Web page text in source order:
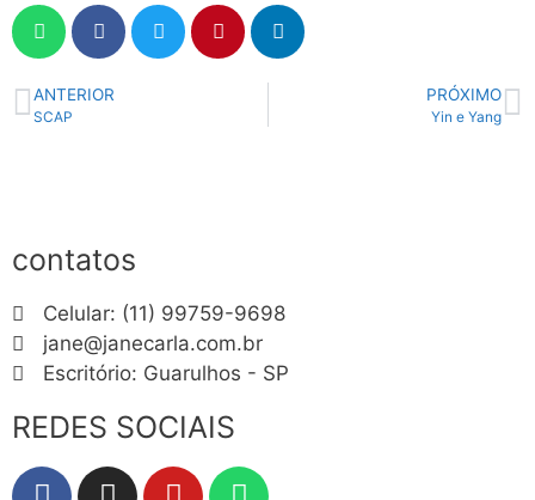
ANTERIOR
SCAP
PRÓXIMO
Yin e Yang
contatos
Celular: (11) 99759-9698
jane@janecarla.com.br
Escritório: Guarulhos - SP
REDES SOCIAIS